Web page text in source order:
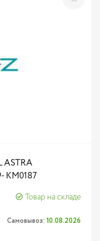
ASTRA
KM0187
Товар на складе
Самовывоз: 10.08.2026